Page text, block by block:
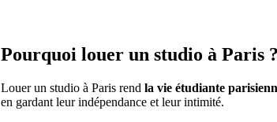
Pourquoi louer un studio à Paris ?
Louer un studio à Paris rend la vie étudiante
en gardant leur indépendance et leur intimité.